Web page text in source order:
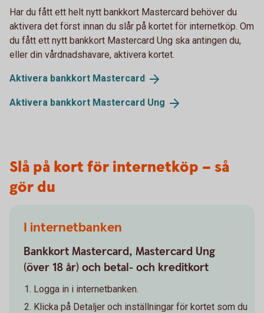
Har du fått ett helt nytt bankkort Mastercard behöver du
aktivera det först innan du slår på kortet för internetköp. Om
du fått ett nytt bankkort Mastercard Ung ska antingen du,
eller din vårdnadshavare, aktivera kortet.
Aktivera bankkort Mastercard
Aktivera bankkort Mastercard Ung
Slå på kort för internetköp – så
gör du
I internetbanken
Bankkort Mastercard, Mastercard Ung
(över 18 år) och betal- och kreditkort
Logga in i internetbanken.
Klicka på Detaljer och inställningar för kortet som du